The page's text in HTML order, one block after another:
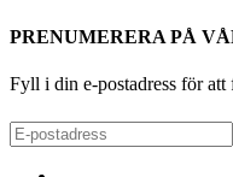
PRENUMERERA PÅ
Fyll i din e-postadress för att